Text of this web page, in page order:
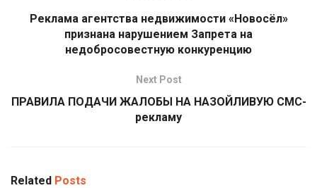
Реклама агентства недвижимости «Новосёл»
признана нарушением Запрета на
недобросовестную конкуренцию
Next Post
ПРАВИЛА ПОДАЧИ ЖАЛОБЫ НА НАЗОЙЛИВУЮ СМС-
рекламу
Related Posts